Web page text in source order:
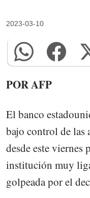
2023-03-10
POR AFP
El banco
bajo control de las
desde este viernes
institución muy
golpeada por el